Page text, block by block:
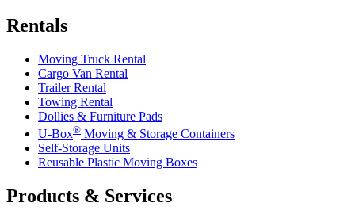
Rentals
Moving Truck Rental
Cargo Van Rental
Trailer Rental
Towing Rental
Dollies & Furniture Pads
U-Box® Moving & Storage Containers
Self-Storage Units
Reusable Plastic Moving Boxes
Products & Services